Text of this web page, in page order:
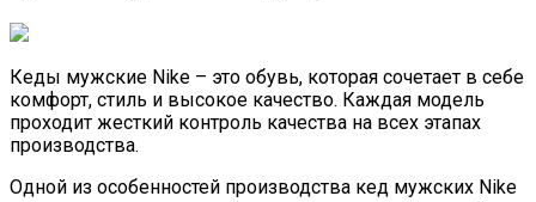
Кеды мужские Nike – это обувь, которая сочетает в себе
комфорт, стиль и высокое качество. Каждая модель
проходит жесткий контроль качества на всех этапах
производства.
Одной из особенностей производства кед мужских Nike